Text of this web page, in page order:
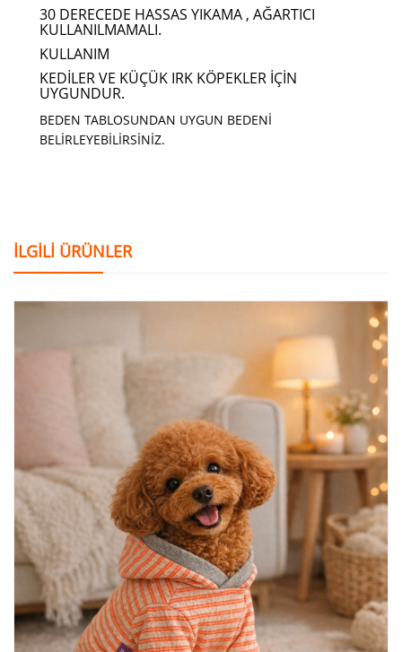
30 DERECEDE HASSAS YIKAMA , AĞARTICI
KULLANILMAMALI.
KULLANIM
KEDILER VE KÜÇÜK IRK KÖPEKLER IÇIN
UYGUNDUR.
BEDEN TABLOSUNDAN UYGUN BEDENİ
BELİRLEYEBİLİRSİNİZ.
İLGILI ÜRÜNLER